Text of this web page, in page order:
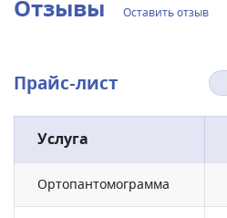
Отзывы Оставить отзыв
Прайс-лист
Услуга
Ортопантомограмма